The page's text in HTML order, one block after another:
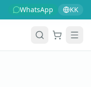
WhatsApp KK